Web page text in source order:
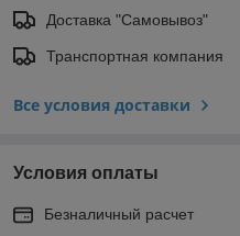
Доставка "Самовывоз"
Транспортная компания
Все условия доставки
Условия оплаты
Безналичный расчет